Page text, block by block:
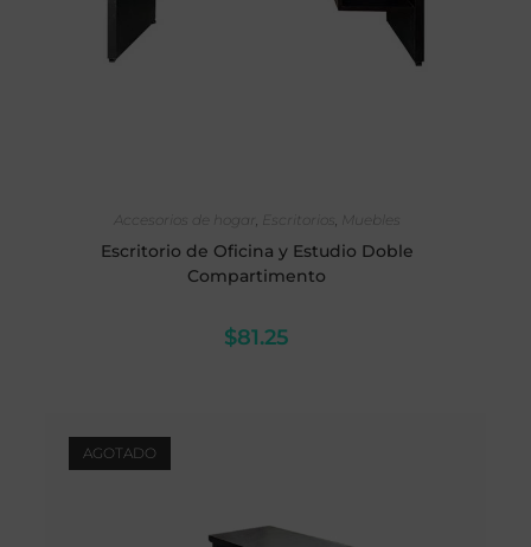
Accesorios de hogar , Escritorios , Muebles
Escritorio de Oficina y Estudio Doble
Compartimento
$81.25
AGOTADO